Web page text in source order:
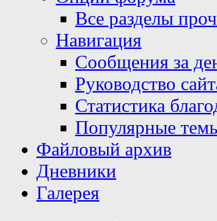
Все разделы
Навигация
Сообщения за
Руководство
Статистика
Популярные
Файловый архив
Дневники
Галерея